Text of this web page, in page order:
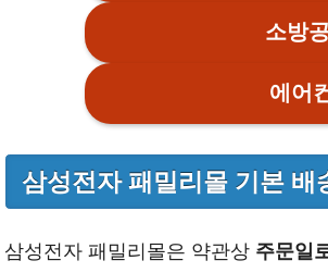
소방
에어
삼성전자 패밀리몰 기본 배
삼성전자 패밀리몰은 약관상 주문일